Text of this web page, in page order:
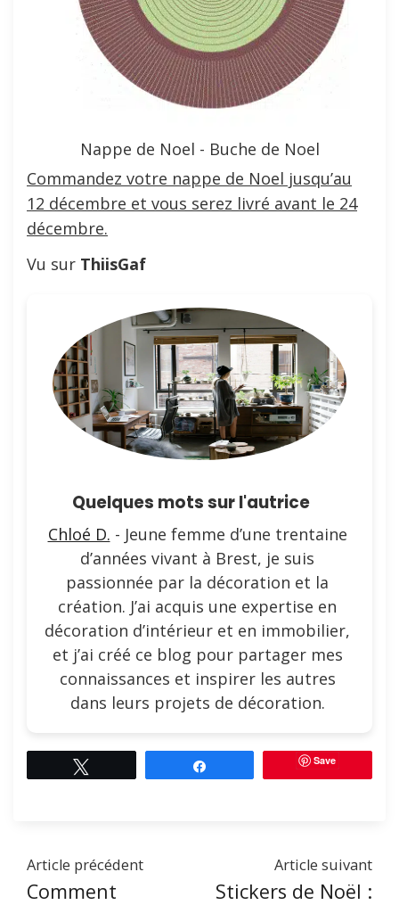
Nappe de Noel - Buche de Noel
Commandez votre nappe de Noel jusqu’au
12 décembre et vous serez livré avant le 24
décembre.
Vu sur ThiisGaf
Quelques mots sur l'autrice
Chloé D. - Jeune femme d’une trentaine
d’années vivant à Brest, je suis
passionnée par la décoration et la
création. J’ai acquis une expertise en
décoration d’intérieur et en immobilier,
et j’ai créé ce blog pour partager mes
connaissances et inspirer les autres
dans leurs projets de décoration.
Save
Article précédent
Comment
Article suivant
Stickers de Noël :